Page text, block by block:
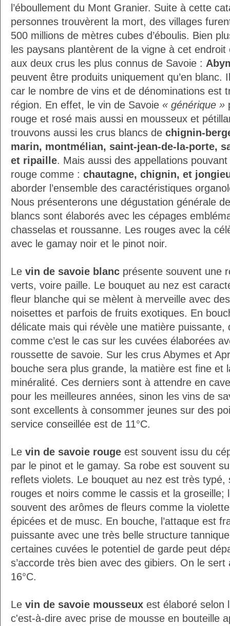
l’éboullement du Mont Granier. Suite à cette
personnes trouvèrent la mort, des villages
500 millions de mètres cubes d’éboulis. Bien
les paysans plantèrent de la vigne à cet
aux deux crus les plus connus de Savoie :
peuvent être produits uniquement qu’en blanc.
car le nombre de vins et de dénominations est
région. En effet, le vin de Savoie « générique »
rouge et rosé mais aussi en mousseux et
trouvons aussi les crus blancs de chignin-
marin, montmélian, saint-jean-de-la-porte,
et ripaille. Mais aussi des appellations
rouge comme : chautagne, chignin, et
aborder l’ensemble des caractéristiques
Nous présenterons une dégustation générale
blancs sont élaborés avec les cépages
chasselas et roussanne. Les rouges avec la
avec le gamay noir et le pinot noir.
Le vin de savoie blanc présente souvent une
verts, voire paille. Le bouquet au nez est
fleur blanche qui se mèlent à merveille avec
noisettes et parfois de fruits exotiques. En
délicate mais qui révèle une matière puissante,
comme c’est le cas sur les cuvées élaborées
roussette de savoie. Sur les crus Abymes et
bouche sera plus grande, la matière est fine et
minéralité. Ces derniers sont à attendre en
pour les meilleures années, sinon les vins de
sont excellents à consommer jeunes sur des
service conseillée est de 11°C.
Le vin de savoie rouge est souvent issu du
par le pinot et le gamay. Sa robe est souvent
reflets violets. Le bouquet au nez est très
rouges et noirs comme le cassis et la groseille;
souvent des arômes de fleurs comme la
épicées et de musc. En bouche, l’attaque est
puissante avec une très belle structure
certaines cuvées le potentiel de garde peut
s’accorde très bien avec des gibiers. On le
16°C.
Le vin de savoie mousseux est élaboré selon
c'est-à-dire avec prise de mousse en bouteille